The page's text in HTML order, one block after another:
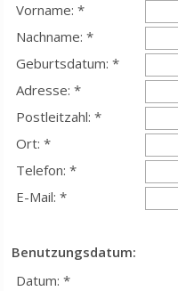
Vorname: *
Nachname: *
Geburtsdatum: *
Adresse: *
Postleitzahl: *
Ort: *
Telefon: *
E-Mail: *
Benutzungsdatum:
Datum: *